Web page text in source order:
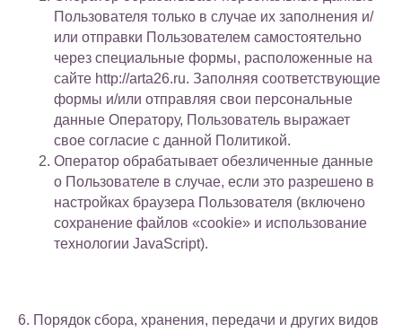
Пользователя только в случае их заполнения и/
или отправки Пользователем самостоятельно
через специальные формы, расположенные на
сайте http://arta26.ru. Заполняя соответствующие
формы и/или отправляя свои персональные
данные Оператору, Пользователь выражает
свое согласие с данной Политикой.
Оператор обрабатывает обезличенные данные
о Пользователе в случае, если это разрешено в
настройках браузера Пользователя (включено
сохранение файлов «cookie» и использование
технологии JavaScript).
6. Порядок сбора, хранения, передачи и других видов